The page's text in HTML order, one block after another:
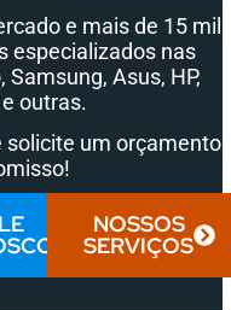
e mais de 15 mil
especializados nas
Asus, HP,
outras.
solicite um orçamento
NOSSOS
SERVIÇOS